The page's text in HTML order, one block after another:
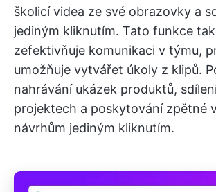
školicí videa ze své obrazovky a
jediným kliknutím. Tato funkce
zefektivňuje komunikaci v týmu,
umožňuje vytvářet úkoly z klipů.
nahrávání ukázek produktů,
projektech a poskytování zpětné
návrhům jediným kliknutím.